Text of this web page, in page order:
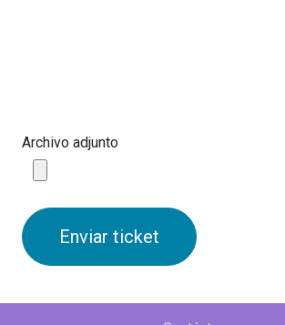
Archivo adjunto
Enviar ticket